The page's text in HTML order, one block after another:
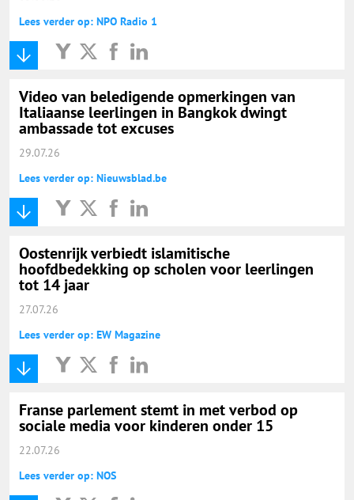
Lees verder op: NPO Radio 1
Video van beledigende opmerkingen van
Italiaanse leerlingen in Bangkok dwingt
ambassade tot excuses
29.07.26
Lees verder op: Nieuwsblad.be
Oostenrijk verbiedt islamitische
hoofdbedekking op scholen voor leerlingen
tot 14 jaar
27.07.26
Lees verder op: EW Magazine
Franse parlement stemt in met verbod op
sociale media voor kinderen onder 15
22.07.26
Lees verder op: NOS